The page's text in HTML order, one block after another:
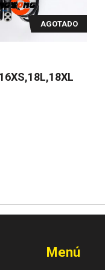
AGOTADO
Menú